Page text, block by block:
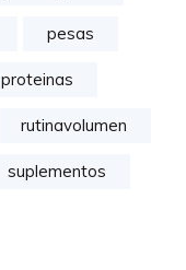
pesas
proteinas
rutinavolumen
suplementos